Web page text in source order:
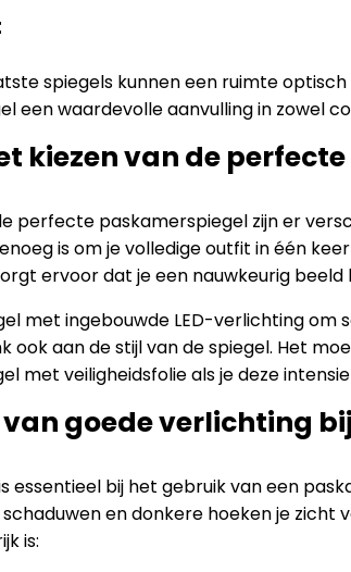
spiegels kunnen een ruimte
een waardevolle aanvulling in zowel
kiezen van de
perfecte paskamerspiegel zijn er
is om je volledige outfit in één
ervoor dat je een nauwkeurig
met ingebouwde LED-verlichting
ook aan de stijl van de spiegel. Het
met veiligheidsfolie als je deze
goede verlichting
essentieel bij het gebruik van een
en donkere hoeken je zicht
is: